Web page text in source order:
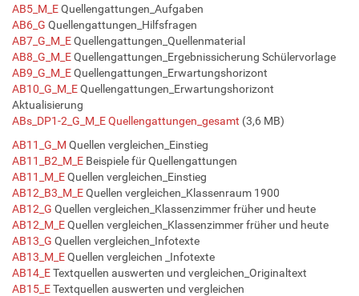
AB5_M_EQuellengattungen_Aufgaben
AB6_G Quellengattungen_Hilfsfragen
AB7_G_M_EQuellengattungen_Quellenmaterial
AB8_G_M_EQuellengattungen_Ergebnissicherung Schülervorlage
AB9_G_M_EQuellengattungen_Erwartungshorizont
AB10_G_M_EQuellengattungen_Erwartungshorizont
Aktualisierung
ABs_DP1-2_G_M_E Quellengattungen_gesamt (3,6 MB)
AB11_G_M Quellen vergleichen_Einstieg
AB11_B2_M_E Beispiele für Quellengattungen
AB11_M_EQuellen vergleichen_Einstieg
AB12_B3_M_EQuellen vergleichen_Klassenraum 1900
AB12_G Quellen vergleichen_Klassenzimmer früher und heute
AB12_M_EQuellen vergleichen_Klassenzimmer früher und heute
AB13_G Quellen vergleichen_Infotexte
AB13_M_EQuellen vergleichen _Infotexte
AB14_ETextquellen auswerten und vergleichen_Originaltext
AB15_ETextquellen auswerten und vergleichen